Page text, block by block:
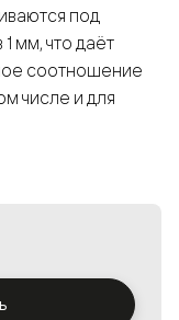
под
мм, что даёт
соотношение
числе и для
различными
освещённость.